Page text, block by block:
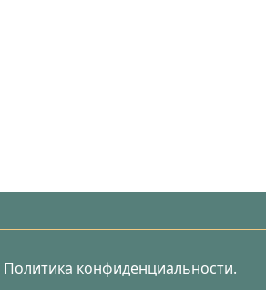
Политика конфиденциальности.